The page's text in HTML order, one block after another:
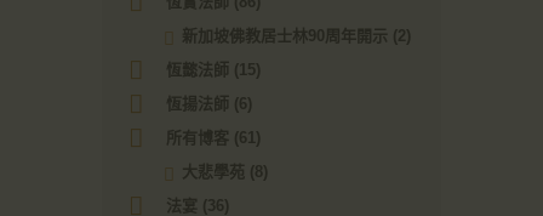
新加坡佛教居士林90周年開示 (2)
恆懿法師 (15)
恆揚法師 (6)
所有博客 (61)
大悲學苑 (8)
法宴 (36)